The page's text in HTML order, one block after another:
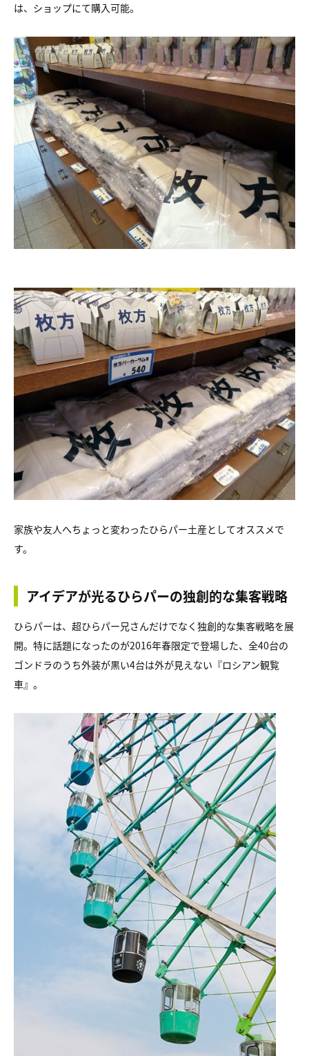
は、ショップにて購入可能。
家族や友人へちょっと変わったひらパー土産としてオススメで
す。
アイデアが光るひらパーの独創的な集客戦略
ひらパーは、超ひらパー兄さんだけでなく独創的な集客戦略を展
開。特に話題になったのが2016年春限定で登場した、全40台の
ゴンドラのうち外装が黒い4台は外が見えない『ロシアン観覧
車』。